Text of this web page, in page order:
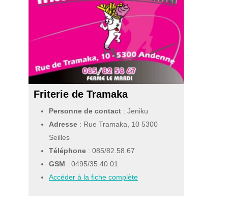
Friterie de Tramaka
Personne de contact : Jeniku
Adresse : Rue Tramaka, 10 5300
Seilles
Téléphone :085/82.58.67
GSM :0495/35.40.01
Accéder à la fiche complète